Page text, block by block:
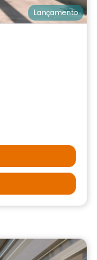
Lançamento